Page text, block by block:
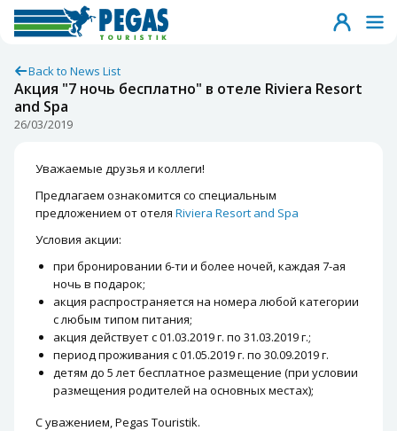
Back to News List
Акция "7 ночь бесплатно" в отеле Riviera Resort
and Spa
26/03/2019
Уважаемые друзья и коллеги!
Предлагаем ознакомится со специальным
предложением от отеля Riviera Resort and Spa
Условия акции:
при бронировании 6-ти и более ночей, каждая 7-ая
ночь в подарок;
акция распространяется на номера любой категории
с любым типом питания;
акция действует с 01.03.2019 г. по 31.03.2019 г.;
период проживания с 01.05.2019 г. по 30.09.2019 г.
детям до 5 лет бесплатное размещение (при условии
размещения родителей на основных местах);
С уважением, Pegas Touristik.